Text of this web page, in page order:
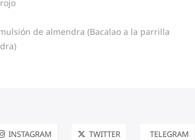
de almendra (Bacalao a la parrilla
INSTAGRAM TWITTER TELEGRAM